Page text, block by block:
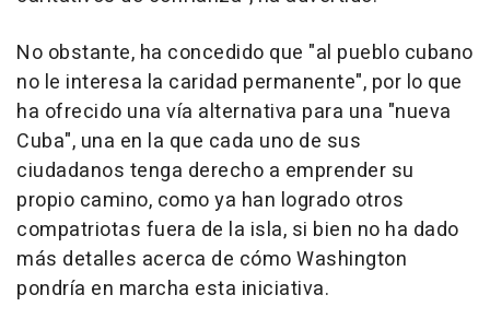
No obstante, ha concedido que "al pueblo cubano
no le interesa la caridad permanente", por lo que
ha ofrecido una vía alternativa para una "nueva
Cuba", una en la que cada uno de sus
ciudadanos tenga derecho a emprender su
propio camino, como ya han logrado otros
compatriotas fuera de la isla, si bien no ha dado
más detalles acerca de cómo Washington
pondría en marcha esta iniciativa.